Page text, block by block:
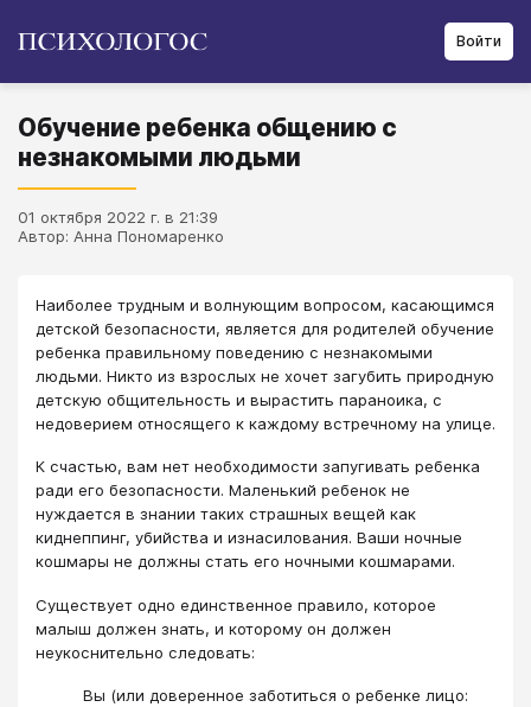
Войти
Обучение ребенка общению с
незнакомыми людьми
01 октября 2022 г. в 21:39
Автор: Анна Пономаренко
Наиболее трудным и волнующим вопросом, касающимся
детской безопасности, является для родителей обучение
ребенка правильному поведению с незнакомыми
людьми. Никто из взрослых не хочет загубить природную
детскую общительность и вырастить параноика, с
недоверием относящего к каждому встречному на улице.
К счастью, вам нет необходимости запугивать ребенка
ради его безопасности. Маленький ребенок не
нуждается в знании таких страшных вещей как
киднеппинг, убийства и изнасилования. Ваши ночные
кошмары не должны стать его ночными кошмарами.
Существует одно единственное правило, которое
малыш должен знать, и которому он должен
неукоснительно следовать:
Вы (или доверенное заботиться о ребенке лицо: